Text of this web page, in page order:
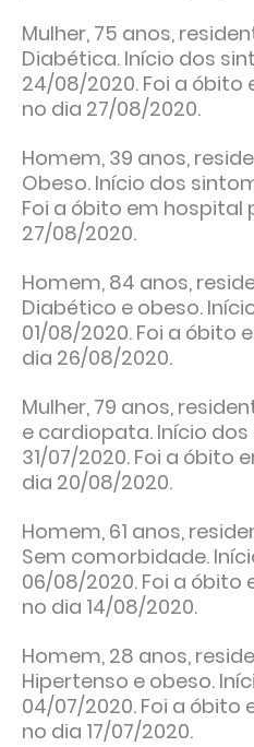
Mulher, 75 anos,
Diabética. Início dos
24/08/2020. Foi a
no dia 27/08/2020.
Homem, 39 anos,
Obeso. Início dos
Foi a óbito em hospital
27/08/2020.
Homem, 84 anos,
Diabético e obeso.
01/08/2020. Foi a óbito
dia 26/08/2020.
Mulher, 79 anos,
e cardiopata. Início
31/07/2020. Foi a óbito
dia 20/08/2020.
Homem, 61 anos,
Sem comorbidade.
06/08/2020. Foi a
no dia 14/08/2020.
Homem, 28 anos,
Hipertenso e obeso.
04/07/2020. Foi a
no dia 17/07/2020.